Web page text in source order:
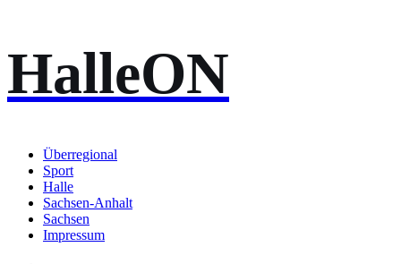
Inhalt
springen
HalleON
Überregional
Sport
Halle
Sachsen-Anhalt
Sachsen
Impressum